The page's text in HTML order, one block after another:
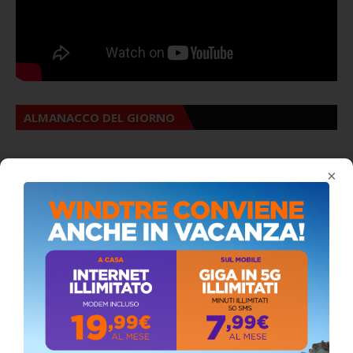
×
ALMANACCO DEL GIORNO
Coronavirus: messaggio del Sindaco Zambito